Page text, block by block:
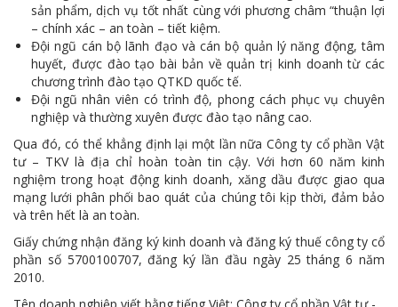
MTS: Sự kiện nổi bật trong tháng 3
Tuổi trẻ MTS: "Tâm sáng với việc, tận tụy với nghề" góp sức xây dựng công ty phát triển bền vững
Bình đẳng giới và các chính sách pháp luật lao động, BHXH luôn được quan tâm tại MTS
MTS tham dự Hội diễn Nghệ thuật quần chúng TKV năm 2016
COMINLUB - Thành công nhỏ vì một thông điệp lớn!
Nhà máy
sản phẩm, dịch vụ tốt nhất cùng với phương châm “thuận lợi
– chính xác – an toàn – tiết kiệm.
Đội ngũ cán bộ lãnh đạo và cán bộ quản lý năng động, tâm
huyết, được đào tạo bài bản về quản trị kinh doanh từ các
chương trình đào tạo QTKD quốc tế.
Đội ngũ nhân viên có trình độ, phong cách phục vụ chuyên
nghiệp và thường xuyên được đào tạo nâng cao.
Qua đó, có thể khẳng định lại một lần nữa Công ty cổ phần Vật
tư – TKV là địa chỉ hoàn toàn tin cậy. Với hơn 60 năm kinh
nghiệm trong hoạt động kinh doanh, xăng dầu được giao qua
mạng lưới phân phối bao quát của chúng tôi kịp thời, đảm bảo
và trên hết là an toàn.
Giấy chứng nhận đăng ký kinh doanh và đăng ký thuế công ty cổ
phần số 5700100707, đăng ký lần đầu ngày 25 tháng 6 năm
2010.